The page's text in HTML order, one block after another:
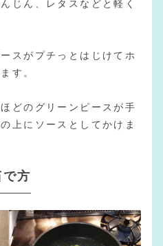
じん、レタスなどと軽く
スがプチっとはじけてホ
す。
どのグリーンピースが手
上にソースとしてかけま
方